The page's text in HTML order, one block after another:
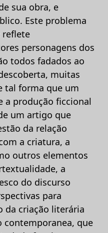
sua obra, e
Este problema
reflete
personagens dos
todos fadados ao
muitas
tal forma que um
a produção ficcional
um artigo que
da relação
a criatura, a
outros elementos
a
do discurso
para
da criação literária
contemporanea, que